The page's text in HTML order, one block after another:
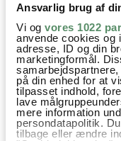
Ansvarlig brug af
Vi og vores 1022
anvende cookies og
adresse, ID og din
marketingformål.
på din enhed for at
tilpasset indhold,
lave
mere information
persondatapolitik.
tilbage eller ændre
denne side, hvor jeg
spørgsmål' til min
6
Mette Eskebjerg